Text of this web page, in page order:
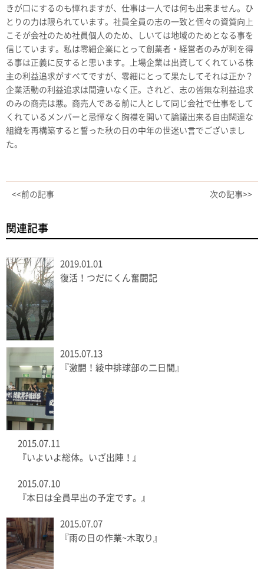
きが口にするのも憚れますが、仕事は一人では何も出来ません。ひ
とりの力は限られています。社員全員の志の一致と個々の資質向上
こそが会社のため社員個人のため、しいては地域のためとなる事を
信じています。私は零細企業にとって創業者・経営者のみが利を得
る事は正義に反すると思います。上場企業は出資してくれている株
主の利益追求がすべてですが、零細にとって果たしてそれは正か？
企業活動の利益追求は間違いなく正。されど、志の皆無な利益追求
のみの商売は悪。商売人である前に人として同じ会社で仕事をして
くれているメンバーと忌憚なく胸襟を開いて論議出来る自由闊達な
組織を再構築すると誓った秋の日の中年の世迷い言でございまし
た。
<<前の記事 次の記事>>
関連記事
2019.01.01
復活！つだにくん奮闘記
2015.07.13
『激闘！綾中排球部の二日間』
2015.07.11
『いよいよ総体。いざ出陣！』
2015.07.10
『本日は全員早出の予定です。』
2015.07.07
『雨の日の作業~木取り』